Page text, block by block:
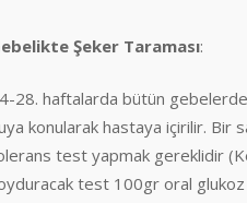
Şeker Taraması:
28. haftalarda bütün gebelerde
konularak hastaya içirilir. Bir
test yapmak gereklidir
test 100gr oral